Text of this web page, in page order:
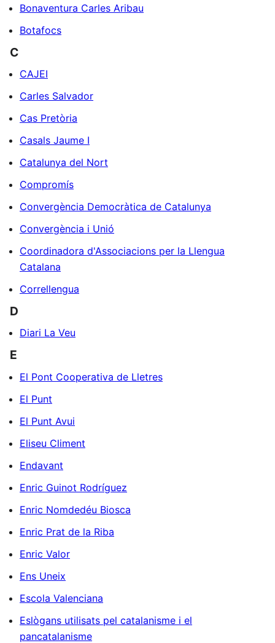
Bonaventura Carles Aribau
Botafocs
C
CAJEI
Carles Salvador
Cas Pretòria
Casals Jaume I
Catalunya del Nort
Compromís
Convergència Democràtica de Catalunya
Convergència i Unió
Coordinadora d'Associacions per la Llengua
Catalana
Correllengua
D
Diari La Veu
E
El Pont Cooperativa de Lletres
El Punt
El Punt Avui
Eliseu Climent
Endavant
Enric Guinot Rodríguez
Enric Nomdedéu Biosca
Enric Prat de la Riba
Enric Valor
Ens Uneix
Escola Valenciana
Eslògans utilisats pel catalanisme i el
pancatalanisme